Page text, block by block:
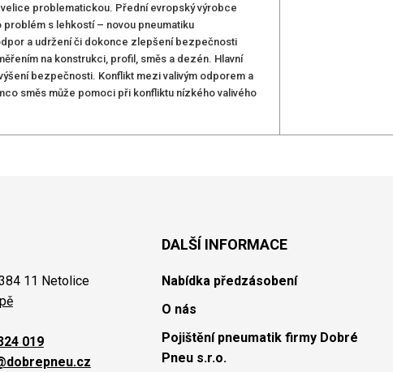
problematickou. Přední evropský výrobce
problém s lehkostí – novou pneumatiku
a udržení či dokonce zlepšení bezpečnosti
na konstrukci, profil, směs a dezén. Hlavní
bezpečnosti. Konflikt mezi valivým odporem a
směs může pomoci při konfliktu nízkého valivého
11 Netolice
019
DALŠÍ INFORMACE
Nabídka předzásobení
O nás
Pojištění pneumatik firmy Dobré
Pneu s.r.o.